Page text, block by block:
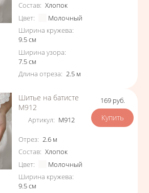
Состав: Хлопок
Цвет:
Молочный
Ширина кружева:
9.5см
Ширина узора:
7.5см
Длина отреза: 2.5 м
Шитье на батисте
М912
Артикул: М912
Характеристики
Отрез: 2.6 м
Состав: Хлопок
Цвет:
Молочный
Ширина кружева:
9.5см
Цена
169 руб.